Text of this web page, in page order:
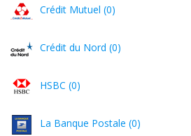
Crédit Mutuel (0)
Crédit du Nord (0)
HSBC (0)
La Banque Postale (0)